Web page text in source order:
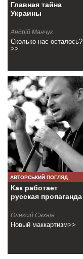
Главная тайна
Украины
Андрій Манчук
Сколько нас осталось?
>>
АВТОРСЬКИЙ ПОГЛЯД
Как работает
русская пропаганда
Олексій Сахнін
Новый маккартизм>>